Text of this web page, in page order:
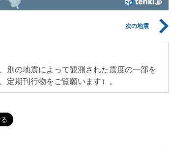
次の地震
別の地震によって観測された震度の一部を
定期刊行物をご覧願います）。